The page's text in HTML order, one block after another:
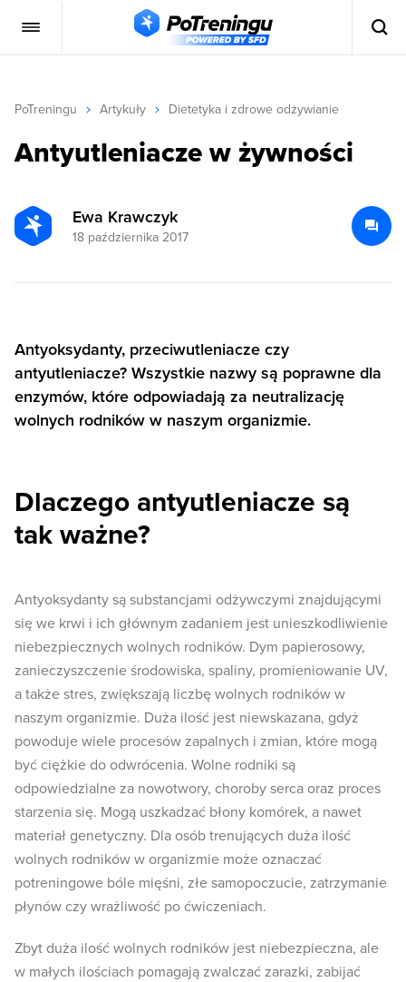
PoTreningu Artykuły Dietetyka i zdrowe odżywianie
Antyutleniacze w żywności
Ewa Krawczyk
18 października 2017
Antyoksydanty, przeciwutleniacze czy
antyutleniacze? Wszystkie nazwy są poprawne dla
enzymów, które odpowiadają za neutralizację
wolnych rodników w naszym organizmie.
Dlaczego antyutleniacze są
tak ważne?
Antyoksydanty są substancjami odżywczymi znajdującymi
się we krwi i ich głównym zadaniem jest unieszkodliwienie
niebezpiecznych wolnych rodników. Dym papierosowy,
zanieczyszczenie środowiska, spaliny, promieniowanie UV,
a także stres, zwiększają liczbę wolnych rodników w
naszym organizmie. Duża ilość jest niewskazana, gdyż
powoduje wiele procesów zapalnych i zmian, które mogą
być ciężkie do odwrócenia. Wolne rodniki są
odpowiedzialne za nowotwory, choroby serca oraz proces
starzenia się. Mogą uszkadzać błony komórek, a nawet
materiał genetyczny. Dla osób trenujących duża ilość
wolnych rodników w organizmie może oznaczać
potreningowe bóle mięśni, złe samopoczucie, zatrzymanie
płynów czy wrażliwość po ćwiczeniach.
Zbyt duża ilość wolnych rodników jest niebezpieczna, ale
w małych ilościach pomagają zwalczać zarazki, zabijać